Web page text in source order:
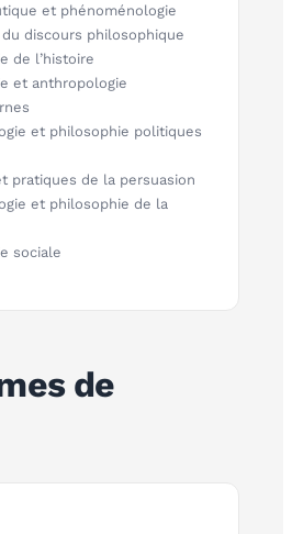
et phénoménologie
discours philosophique
de l’histoire
et anthropologie
et philosophie politiques
pratiques de la persuasion
et philosophie de la
sociale
de